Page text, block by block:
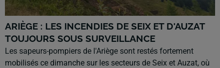
ARIÈGE : LES INCENDIES DE SEIX ET D'AUZAT
TOUJOURS SOUS SURVEILLANCE
Les sapeurs-pompiers de l'Ariège sont restés fortement
mobilisés ce dimanche sur les secteurs de Seix et Auzat, où